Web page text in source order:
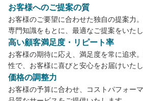
お客様へのご提案の質
お客様のご要望に合わせた独自の提案力
専門知識をもとに、最適なご提案をいたし
高い顧客満足度・リピート率
お客様の期待に応え、満足度を常に追求
性で、お客様に喜びと安心をお届けいたし
価格の調整力
お客様の予算に合わせ、コストパフォー